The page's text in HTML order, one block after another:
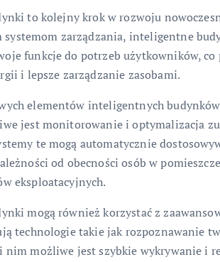
to kolejny krok w rozwoju
systemom zarządzania, inteligentne
funkcje do potrzeb użytkowników, co
i lepsze zarządzanie zasobami.
elementów inteligentnych
jest monitorowanie i optymalizacja
te mogą automatycznie
od obecności osób w
eksploatacyjnych.
mogą również korzystać z
technologie takie jak rozpoznawanie
nim możliwe jest szybkie wykrywanie i